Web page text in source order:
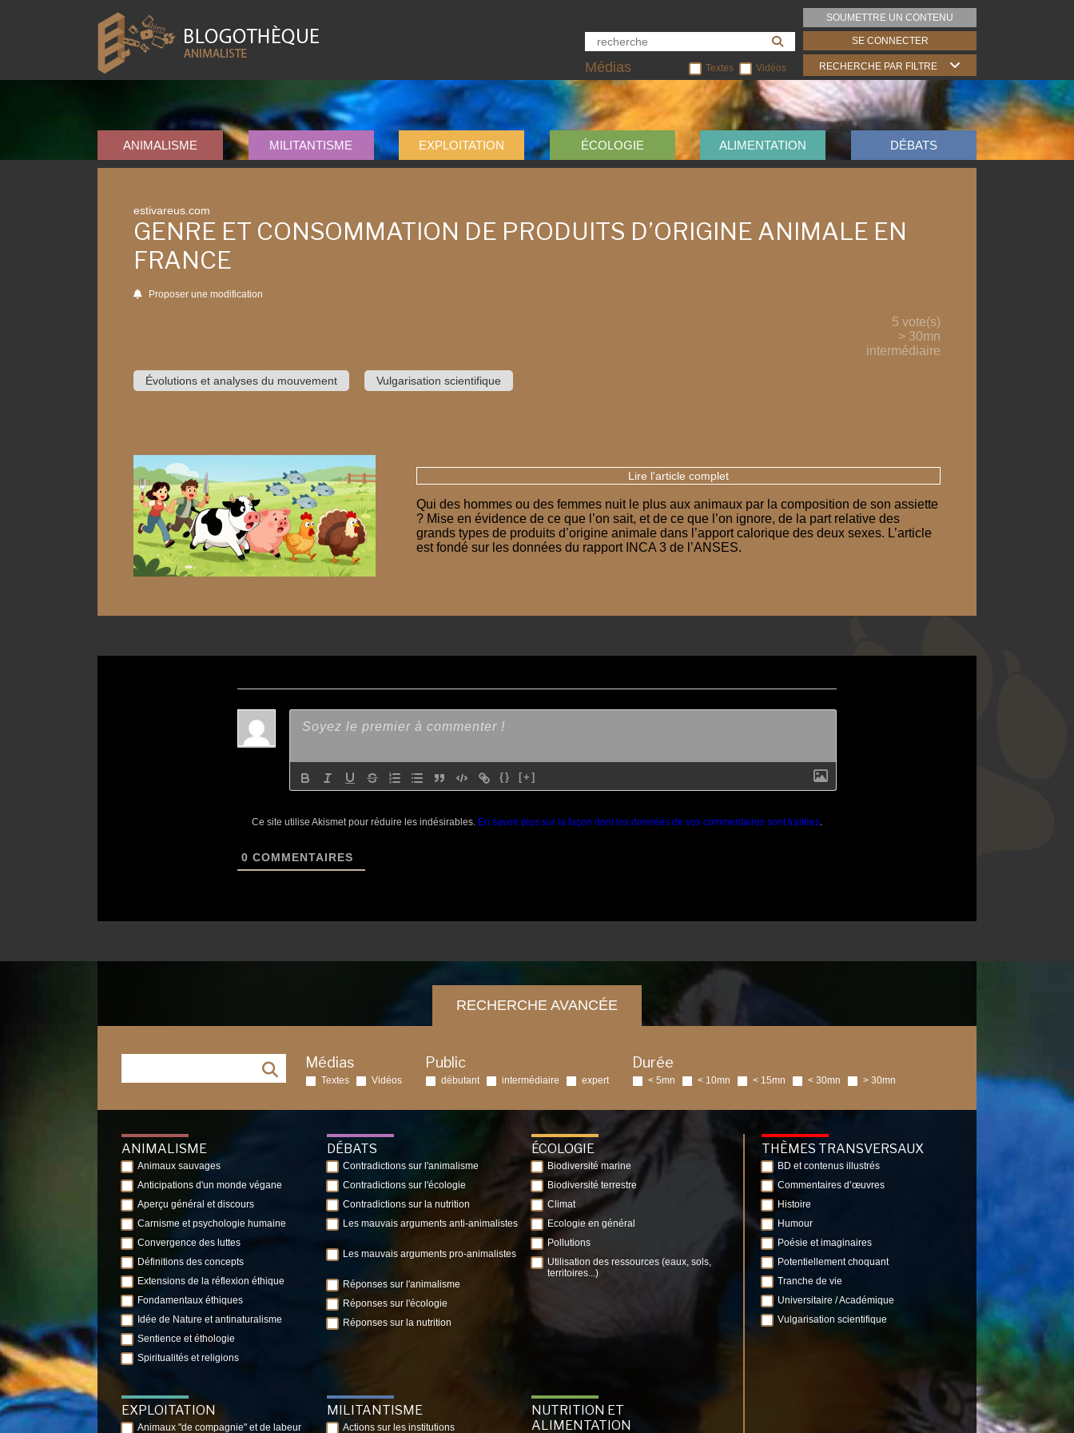
Médias Textes Vidéos
SOUMETTRE UN CONTENU
SE CONNECTER
RECHERCHE PAR FILTRE
ANIMALISME MILITANTISME EXPLOITATION ÉCOLOGIE ALIMENTATION DÉBATS
estivareus.com
GENRE ET CONSOMMATION DE PRODUITS D’ORIGINE ANIMALE EN
FRANCE
Proposer une modification
5 vote(s)
> 30mn
intermédiaire
Évolutions et analyses du mouvement Vulgarisation scientifique
Lire l'article complet
Qui des hommes ou des femmes nuit le plus aux animaux par la composition de son assiette
? Mise en évidence de ce que l’on sait, et de ce que l’on ignore, de la part relative des
grands types de produits d’origine animale dans l’apport calorique des deux sexes. L’article
est fondé sur les données du rapport INCA 3 de l’ANSES.
{} [+]
Ce site utilise Akismet pour réduire les indésirables. En savoir plus sur la façon dont les données de vos commentaires sont traitées
0 COMMENTAIRES
RECHERCHE AVANCÉE
Médias
Textes Vidéos
Public
débutant intermédiaire expert
Durée
< 5mn < 10mn < 15mn < 30mn > 30mn
ANIMALISME
Animaux sauvages
Anticipations d'un monde végane
Aperçu général et discours
Carnisme et psychologie humaine
Convergence des luttes
Définitions des concepts
Extensions de la réflexion éthique
Fondamentaux éthiques
Idée de Nature et antinaturalisme
Sentience et éthologie
Spiritualités et religions
DÉBATS
Contradictions sur l'animalisme
Contradictions sur l'écologie
Contradictions sur la nutrition
Les mauvais arguments anti-animalistes
Les mauvais arguments pro-animalistes
Réponses sur l'animalisme
Réponses sur l'écologie
Réponses sur la nutrition
ÉCOLOGIE
Biodiversité marine
Biodiversité terrestre
Climat
Ecologie en général
Pollutions
Utilisation des ressources (eaux, sols,
territoires...)
EXPLOITATION
Animaux "de compagnie" et de labeur
MILITANTISME
Actions sur les institutions
NUTRITION ET
ALIMENTATION
THÈMES TRANSVERSAUX
BD et contenus illustrés
Commentaires d’œuvres
Histoire
Humour
Poésie et imaginaires
Potentiellement choquant
Tranche de vie
Universitaire / Académique
Vulgarisation scientifique